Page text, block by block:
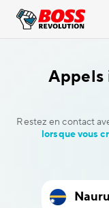
Appels
Restez en contact
lorsque vous